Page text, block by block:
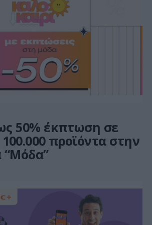
50% έκπτωση σε
προϊόντα στην
“Μόδα”